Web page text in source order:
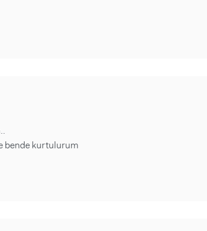
bende kurtulurum